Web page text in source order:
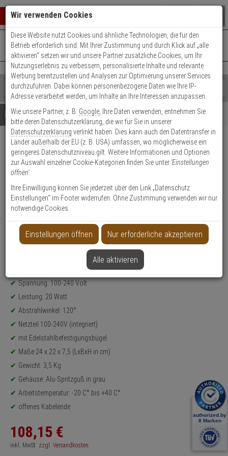
Warenkorb schließen
0 ARTIKEL IM WARENKORB
Ihr Warenkorb ist momentan leer.
Ergebnisse ()
Fertig
Shop
durchsuchen
Bitte
geben
Sie
mindestens
Zeichen
ein,
um
Suche
Es
wurde
noch
Kategorien
Suche
gestartet
+49 (0)821 899 493-0Mo. - Do.: 8:00 - 16:30 | Fr.: 8:00 - 14:00 Uhr
Kontaktservice nutzen
Details Beratung
Synergy LED Outdoor
Objektstrahler 20W IR
Produktmerkmale
Datenblatt drucken
Produktinformationen
IR-Objektstrahler mit 850nm
Spannung: 100-240 Volt
Leistung: 20 Watt
Abstrahlwinkel: 120°
Netzteil 100-240V (integriert)
mit Edelstahlbefestigungsbügel
Maße:24 x 22 x 7,5 (LxBxH in cm)
Gewicht: 3,5 Kg
Gehäuse: Alu-Spritzguß in grau
Arbeitstemperatur: -20 C° bis +40 C°
offenes Kabelende
108,15 €
inkl. MwSt. zzgl. Versandkosten
Wir verwenden Cookies
Diese Website nutzt Cookies und ähnliche Technologien, die für den
Betrieb erforderlich sind. Mit Ihrer Zustimmung und durch Klick auf „alle
aktivieren“ setzen wir und unsere Partner zusätzliche Cookies, um Ihr
Nutzungserlebnis zu verbessern, personalisierte Inhalte und relevante
Werbung bereitzustellen und Analysen zur Optimierung unserer Services
durchzuführen. Dabei können personenbezogene Daten wie Ihre IP-
Adresse verarbeitet werden, um Inhalte an Ihre Interessen anzupassen.
Wie unsere Partner, z. B. Google , Ihre Daten verwenden, entnehmen Sie
bitte deren Datenschutzerklärung, die wir für Sie in unserer
Datenschutzerklärung verlinkt haben. Dies kann auch den Datentransfer in
Länder außerhalb der EU (z. B. USA) umfassen, wo möglicherweise ein
geringeres Datenschutzniveau gilt. Weitere Informationen und Optionen
zur Auswahl einzelner Cookie-Kategorien finden Sie unter 'Einstellungen
öffnen'.
Ihre Einwilligung können Sie jederzeit über den Link „Datenschutz
Einstellungen“ im Footer widerrufen. Ohne Zustimmung verwenden wir nur
notwendige Cookies.
Einstellungen öffnen Nur erforderliche akzeptieren
Alle aktivieren